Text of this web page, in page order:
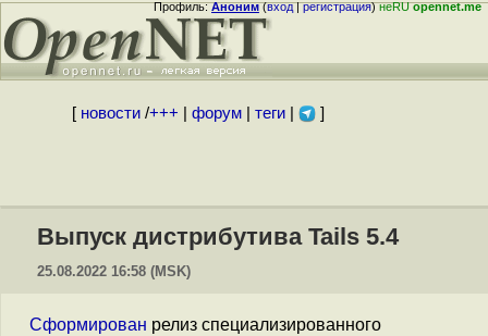
Профиль:Аноним(вход|регистрация)неRUopennet.me
[ новости/+++ форум| теги| ]
Выпуск дистрибутива Tails 5.4
25.08.2022 16:58 (MSK)
Сформирован релиз специализированного